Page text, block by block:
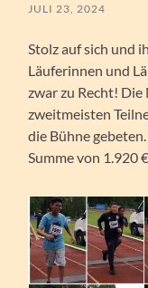
JULI 23, 2024
Stolz auf sich und
Läuferinnen und
zwar zu Recht!
zweitmeisten
die Bühne
Summe von 1.920